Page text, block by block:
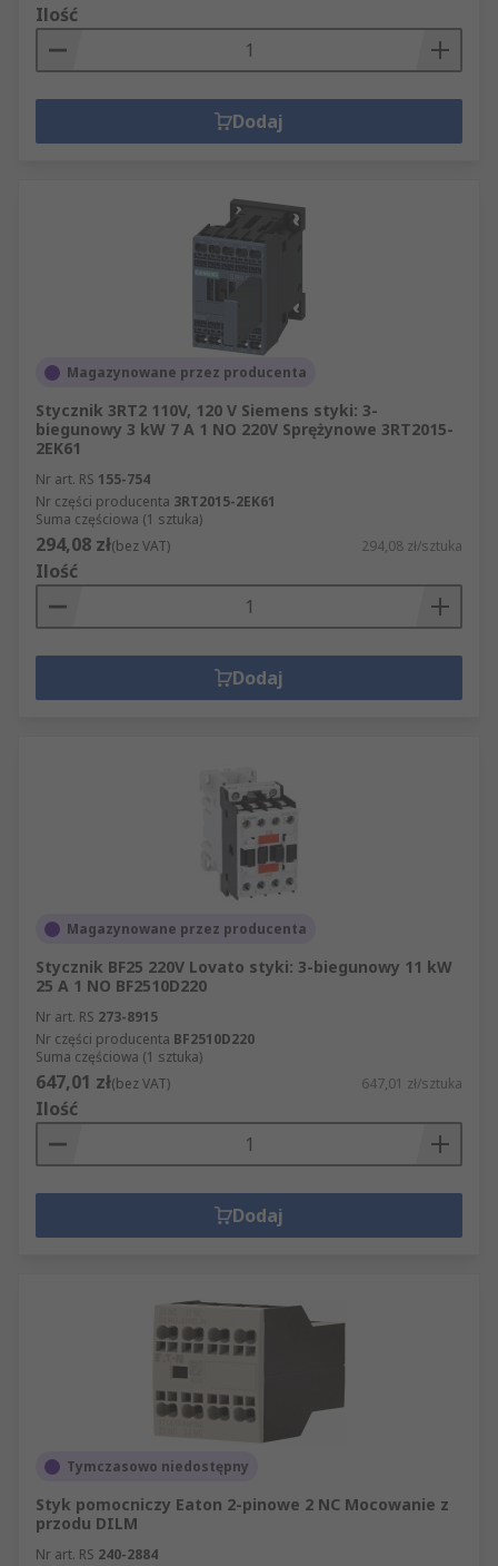
Ilość
Dodaj
Magazynowane przez producenta
Stycznik 3RT2 110V, 120 V Siemens styki: 3-
biegunowy 3 kW 7 A 1 NO 220V Sprężynowe 3RT2015-
2EK61
Nr art. RS 155-754
Nr części producenta 3RT2015-2EK61
Suma częściowa (1 sztuka)
294,08 zł(bez VAT) 294,08 zł/sztuka
Ilość
Dodaj
Magazynowane przez producenta
Stycznik BF25 220V Lovato styki: 3-biegunowy 11 kW
25 A 1 NO BF2510D220
Nr art. RS 273-8915
Nr części producenta BF2510D220
Suma częściowa (1 sztuka)
647,01 zł(bez VAT) 647,01 zł/sztuka
Ilość
Dodaj
Tymczasowo niedostępny
Styk pomocniczy Eaton 2-pinowe 2 NC Mocowanie z
przodu DILM
Nr art. RS 240-2884